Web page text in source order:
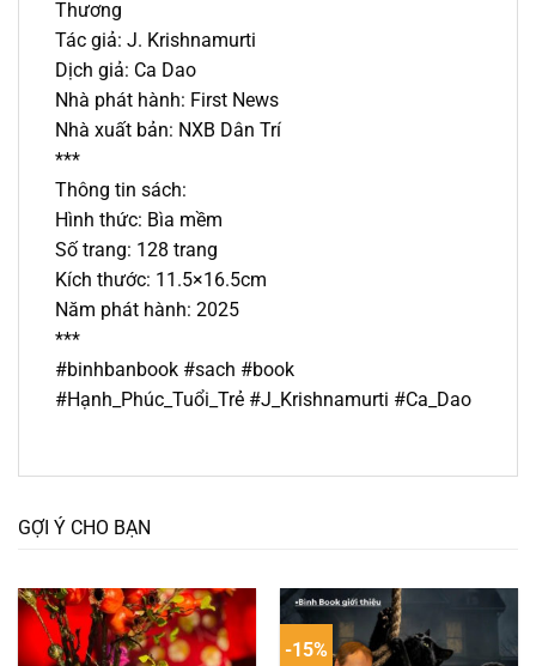
Thương
Tác giả: J. Krishnamurti
Dịch giả: Ca Dao
Nhà phát hành: First News
Nhà xuất bản: NXB Dân Trí
***
Thông tin sách:
Hình thức: Bìa mềm
Số trang: 128 trang
Kích thước: 11.5×16.5cm
Năm phát hành: 2025
***
#binhbanbook #sach #book
#Hạnh_Phúc_Tuổi_Trẻ #J_Krishnamurti #Ca_Dao
GỢI Ý CHO BẠN
-15%